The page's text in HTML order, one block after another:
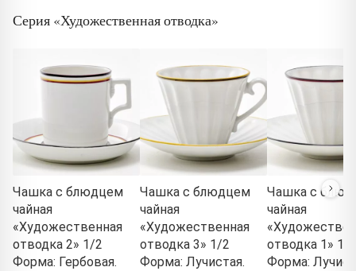
Серия «Художественная отводка»
Чашка с блюдцем
чайная
«Художественная
отводка 2» 1/2
Форма: Гербовая.
Чашка с блюдцем
чайная
«Художественная
отводка 3» 1/2
Форма: Лучистая.
Чашка с
чайная
отводка 1» 1/2
Форма: